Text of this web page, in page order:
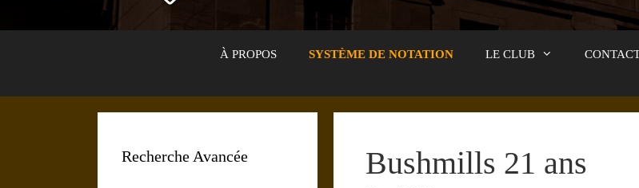
À PROPOS SYSTÈME DE NOTATION LE CLUB
Bushmills 21 ans
Recherche Avancée